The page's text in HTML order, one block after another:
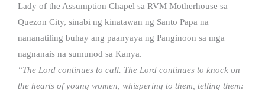
Lady of the Assumption Chapel sa RVM Motherhouse sa
Quezon City, sinabi ng kinatawan ng Santo Papa na
nananatiling buhay ang paanyaya ng Panginoon sa mga
nagnanais na sumunod sa Kanya.
“The Lord continues to call. The Lord continues to knock on
the hearts of young women, whispering to them, telling them: